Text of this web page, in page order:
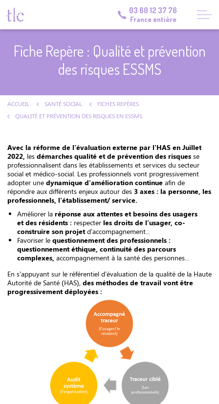
03 60 12 37 76
France entière
Fiche Repère : Qualité et prévention
des risques ESSMS
ACCUEIL SANTÉ SOCIAL
FICHES REPÈRES
QUALITÉ ET PRÉVENTION DES RISQUES EN ESSMS
Avec la réforme de l'évaluation externe par l'HAS en Juillet
2022, les démarches qualité et de prévention des risques se
professionnalisent dans les établissements et services du secteur
social et médico-social. Les professionnels vont progressivement
adopter une dynamique d'amélioration continue afin de
répondre aux différents enjeux autour des 3 axes : la personne, les
professionnels, l'établissement/ service.
Améliorer la réponse aux attentes et besoins des usagers
et des résidents : respecter les droits de l'usager, co-
construire son projetd'accompagnement...
Favoriser le questionnement des professionnels :
questionnement éthique, continuité des parcours
complexes, accompagnement à la santé des personnes...
En s'appuyant sur le référentiel d'évaluation de la qualité de la Haute
Autorité de Santé (HAS), des méthodes de travail vont être
progressivement déployées :